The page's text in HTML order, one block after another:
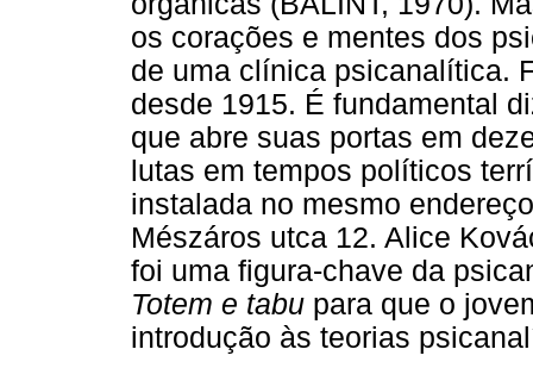
os corações e mentes dos
de uma clínica psicanalítica.
desde 1915. É fundamental
que abre suas portas em
lutas em tempos políticos
instalada no mesmo
Mészáros utca 12. Alice
foi uma figura-chave da
Totem e tabu para que o
introdução às teorias